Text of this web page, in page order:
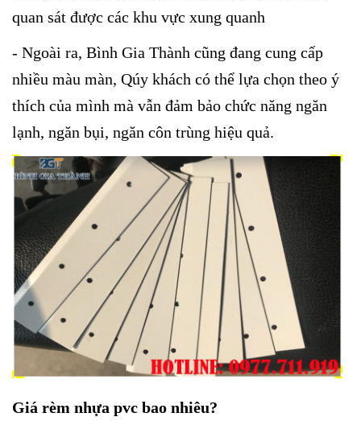
quan sát được các khu vực xung quanh
- Ngoài ra, Bình Gia Thành cũng đang cung cấp
nhiều màu màn, Qúy khách có thể lựa chọn theo ý
thích của mình mà vẫn đảm bảo chức năng ngăn
lạnh, ngăn bụi, ngăn côn trùng hiệu quả.
Giá rèm nhựa pvc bao nhiêu?